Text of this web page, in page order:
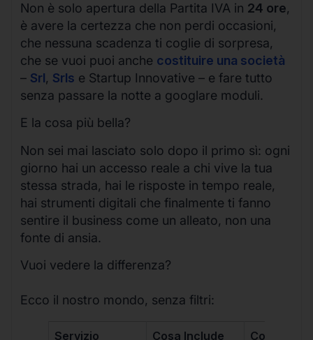
Non è solo apertura della Partita IVA in 24 ore,
è avere la certezza che non perdi occasioni,
che nessuna scadenza ti coglie di sorpresa,
che se vuoi puoi anche costituire una società
– Srl, Srls e Startup Innovative – e fare tutto
senza passare la notte a googlare moduli.
E la cosa più bella?
Non sei mai lasciato solo dopo il primo sì: ogni
giorno hai un accesso reale a chi vive la tua
stessa strada, hai le risposte in tempo reale,
hai strumenti digitali che finalmente ti fanno
sentire il business come un alleato, non una
fonte di ansia.
Vuoi vedere la differenza?
Ecco il nostro mondo, senza filtri:
Servizio Cosa Include Costo